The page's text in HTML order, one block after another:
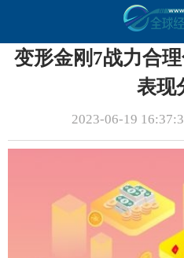
变形金刚7战力合
表现
2023-06-19